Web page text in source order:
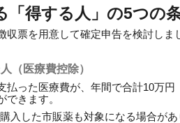
「得する人」の5つの
収票を用意して確定申告を検討し
（医療費控除）
払った医療費が、年間で合計10万
きます。
入した市販薬も対象になる場合があ